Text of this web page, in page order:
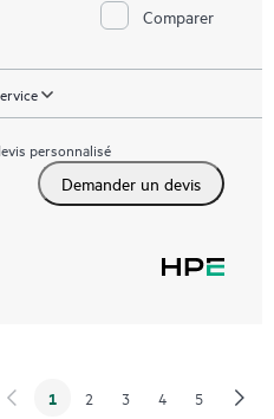
Comparer
personnalisé
Demander un devis
1 2 3 4 5